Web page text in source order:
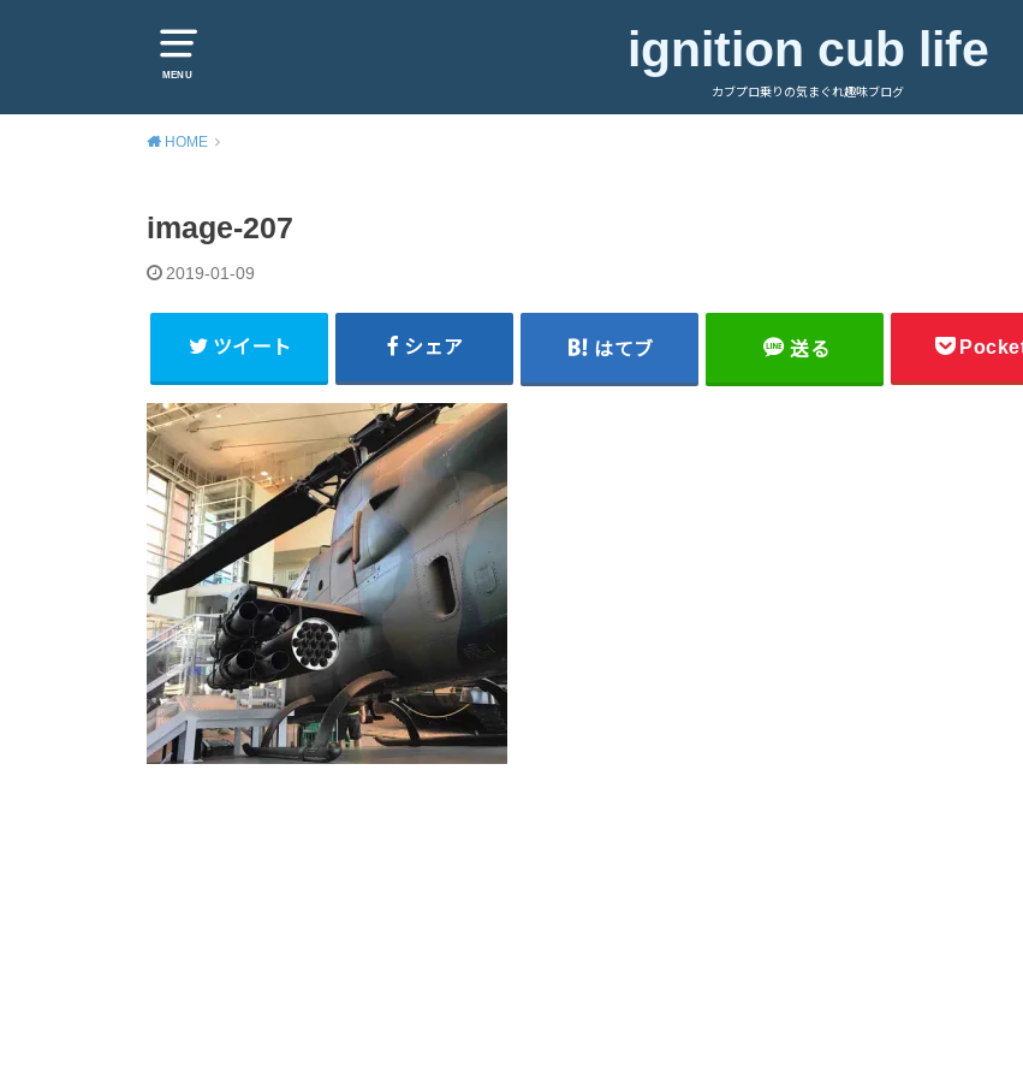
MENU ignition cub life
カブプロ乗りの気まぐれ趣味ブログ
HOME
image-207
2019-01-09
ツイート シェア はてブ 送る